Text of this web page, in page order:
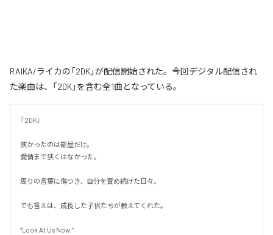
RAIKA/ライカの「2DK」が配信開始された。今回デジタル配信され
た楽曲は、「2DK」を含む全1曲となっている。
『2DK』
狭かったのは部屋だけ。
愛情まで狭くはなかった。
周りの言葉に傷つき、自分を責め続けた日々。
でも答えは、成長した子供たちが教えてくれた。
“Look At Us Now.”